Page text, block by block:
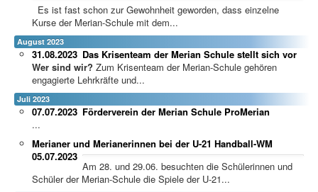
Es ist fast schon zur Gewohnheit geworden, dass einzelne
Kurse der Merian-Schule mit dem...
August 2023
Das Krisenteam der Merian Schule stellt sich vor
31.08.2023
Wer sind wir? Zum Krisenteam der Merian-Schule gehören
engagierte Lehrkräfte und...
Juli 2023
Förderverein der Merian Schule ProMerian
07.07.2023
...
Merianer und Merianerinnen bei der U-21 Handball-WM
05.07.2023
Am 28. und 29.06. besuchten die Schülerinnen und
Schüler der Merian-Schule die Spiele der U-21...